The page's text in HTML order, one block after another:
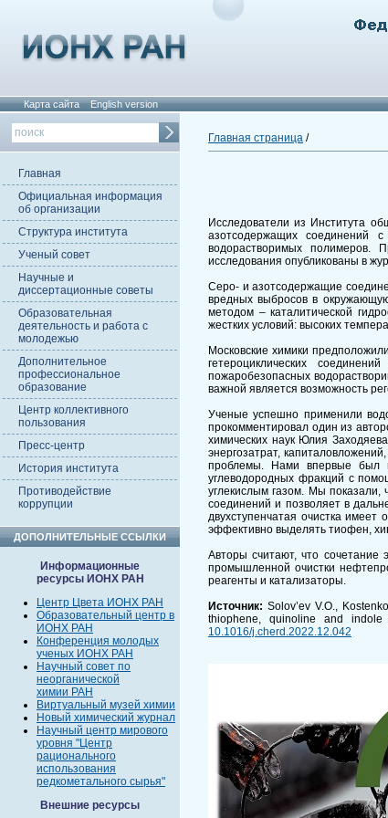
Карта сайта English version
Главная
Официальная информация
об организации
Структура института
Ученый совет
Научные и
диссертационные советы
Образовательная
деятельность и работа с
молодежью
Дополнительное
профессиональное
образование
Центр коллективного
пользования
Пресс-центр
История института
Противодействие
коррупции
ДОПОЛНИТЕЛЬНЫЕ ССЫЛКИ
Информационные
ресурсы ИОНХ РАН
Центр Цвета ИОНХ РАН
Образовательный центр в
ИОНХ РАН
Конференция молодых
ученых ИОНХ РАН
Научный совет по
неорганической
химии РАН
Виртуальный музей химии
Новый химический журнал
Научный центр мирового
уровня "Центр
рационального
использования
редкометального сырья"
Внешние ресурсы
Главная страница /
Исследователи из Института
азотсодержащих соединений с
водорастворимых полимеров.
исследования опубликованы в
Серо- и азотсодержащие
вредных выбросов в
методом – каталитической
жестких условий: высоких
Московские химики
гетероциклических
пожаробезопасных
важной является возможность
Ученые успешно применили
прокомментировал один из
химических наук Юлия
энергозатрат,
проблемы. Нами впервые был
углеводородных фракций с
углекислым газом. Мы показали,
соединений и позволяет в
двухступенчатая очистка
эффективно выделять тиофен,
Авторы считают, что сочетание
промышленной очистки
реагенты и катализаторы.
Источник: Solov’ev V.O.,
thiophene, quinoline and
10.1016/j.cherd.2022.12.042